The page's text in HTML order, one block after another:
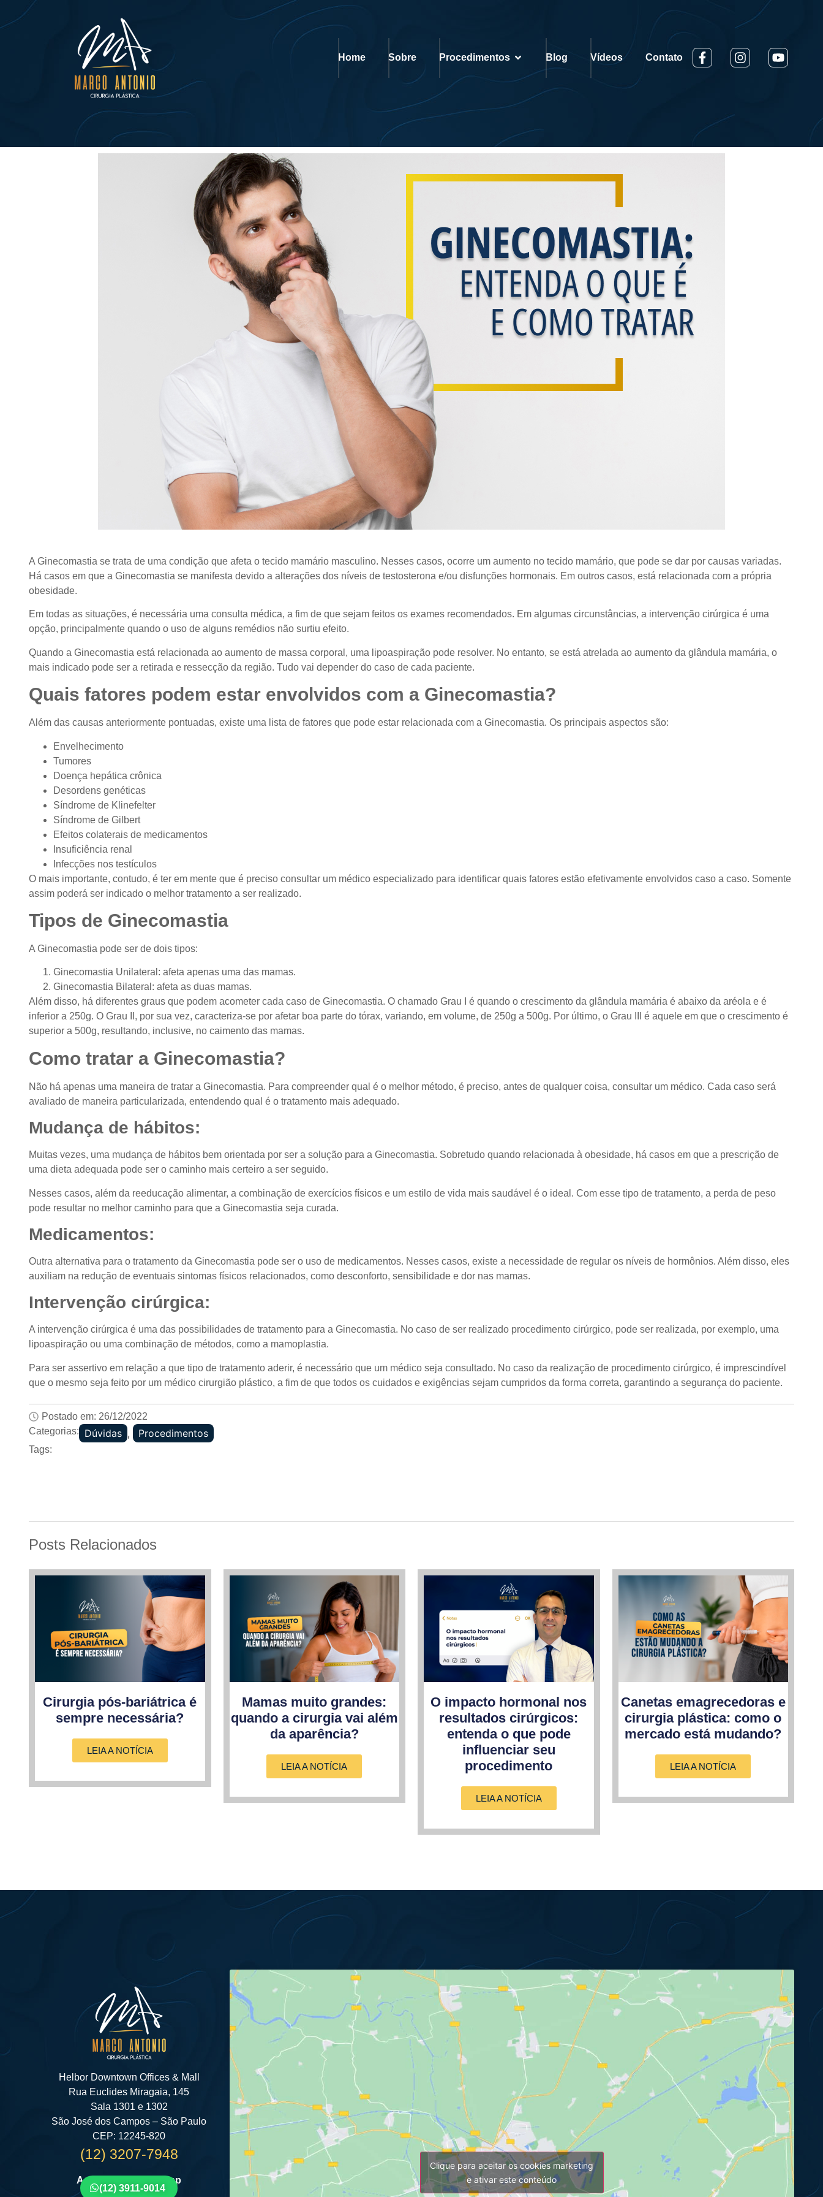
Home Sobre Procedimentos Blog Vídeos Contato
A Ginecomastia se trata de uma condição que afeta o tecido mamário masculino. Nesses casos, ocorre um aumento no tecido mamário, que pode se dar por causas variadas.
Há casos em que a Ginecomastia se manifesta devido a alterações dos níveis de testosterona e/ou disfunções hormonais. Em outros casos, está relacionada com a própria
obesidade.
Em todas as situações, é necessária uma consulta médica, a fim de que sejam feitos os exames recomendados. Em algumas circunstâncias, a intervenção cirúrgica é uma
opção, principalmente quando o uso de alguns remédios não surtiu efeito.
Quando a Ginecomastia está relacionada ao aumento de massa corporal, uma lipoaspiração pode resolver. No entanto, se está atrelada ao aumento da glândula mamária, o
mais indicado pode ser a retirada e ressecção da região. Tudo vai depender do caso de cada paciente.
Quais fatores podem estar envolvidos com a Ginecomastia?
Além das causas anteriormente pontuadas, existe uma lista de fatores que pode estar relacionada com a Ginecomastia. Os principais aspectos são:
Envelhecimento
Tumores
Doença hepática crônica
Desordens genéticas
Síndrome de Klinefelter
Síndrome de Gilbert
Efeitos colaterais de medicamentos
Insuficiência renal
Infecções nos testículos
O mais importante, contudo, é ter em mente que é preciso consultar um médico especializado para identificar quais fatores estão efetivamente envolvidos caso a caso. Somente
assim poderá ser indicado o melhor tratamento a ser realizado.
Tipos de Ginecomastia
A Ginecomastia pode ser de dois tipos:
Ginecomastia Unilateral: afeta apenas uma das mamas.
Ginecomastia Bilateral: afeta as duas mamas.
Além disso, há diferentes graus que podem acometer cada caso de Ginecomastia. O chamado Grau I é quando o crescimento da glândula mamária é abaixo da aréola e é
inferior a 250g. O Grau II, por sua vez, caracteriza-se por afetar boa parte do tórax, variando, em volume, de 250g a 500g. Por último, o Grau III é aquele em que o crescimento é
superior a 500g, resultando, inclusive, no caimento das mamas.
Como tratar a Ginecomastia?
Não há apenas uma maneira de tratar a Ginecomastia. Para compreender qual é o melhor método, é preciso, antes de qualquer coisa, consultar um médico. Cada caso será
avaliado de maneira particularizada, entendendo qual é o tratamento mais adequado.
Mudança de hábitos:
Muitas vezes, uma mudança de hábitos bem orientada por ser a solução para a Ginecomastia. Sobretudo quando relacionada à obesidade, há casos em que a prescrição de
uma dieta adequada pode ser o caminho mais certeiro a ser seguido.
Nesses casos, além da reeducação alimentar, a combinação de exercícios físicos e um estilo de vida mais saudável é o ideal. Com esse tipo de tratamento, a perda de peso
pode resultar no melhor caminho para que a Ginecomastia seja curada.
Medicamentos:
Outra alternativa para o tratamento da Ginecomastia pode ser o uso de medicamentos. Nesses casos, existe a necessidade de regular os níveis de hormônios. Além disso, eles
auxiliam na redução de eventuais sintomas físicos relacionados, como desconforto, sensibilidade e dor nas mamas.
Intervenção cirúrgica:
A intervenção cirúrgica é uma das possibilidades de tratamento para a Ginecomastia. No caso de ser realizado procedimento cirúrgico, pode ser realizada, por exemplo, uma
lipoaspiração ou uma combinação de métodos, como a mamoplastia.
Para ser assertivo em relação a que tipo de tratamento aderir, é necessário que um médico seja consultado. No caso da realização de procedimento cirúrgico, é imprescindível
que o mesmo seja feito por um médico cirurgião plástico, a fim de que todos os cuidados e exigências sejam cumpridos da forma correta, garantindo a segurança do paciente.
Postado em: 26/12/2022
Categorias:
Dúvidas , Procedimentos
Tags:
Posts Relacionados
Cirurgia pós-bariátrica é
sempre necessária?
LEIA A NOTÍCIA
Mamas muito grandes:
quando a cirurgia vai além
da aparência?
LEIA A NOTÍCIA
O impacto hormonal nos
resultados cirúrgicos:
entenda o que pode
influenciar seu
procedimento
LEIA A NOTÍCIA
Canetas emagrecedoras e
cirurgia plástica: como o
mercado está mudando?
LEIA A NOTÍCIA
Helbor Downtown Offices & Mall
Rua Euclides Miragaia, 145
Sala 1301 e 1302
São José dos Campos – São Paulo
CEP: 12245-820
(12) 3207-7948
Agende por Whatsapp
(12) 3911-9014
Clique para aceitar os cookies marketing
e ativar este conteúdo